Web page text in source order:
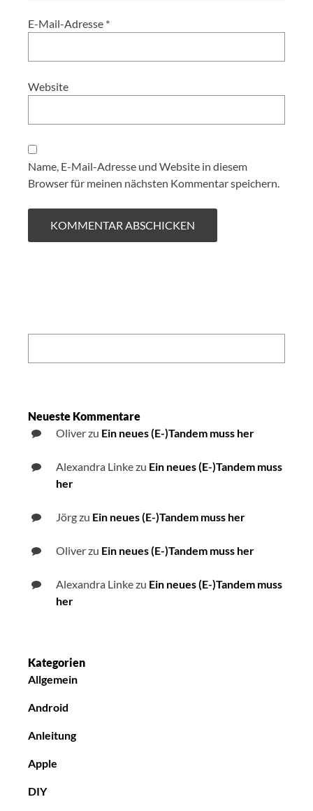
E-Mail-Adresse *
Website
Name, E-Mail-Adresse und Website in diesem
Browser für meinen nächsten Kommentar speichern.
Neueste Kommentare
Oliverzu Ein neues (E-)Tandem muss her
Alexandra Linkezu Ein neues (E-)Tandem muss
her
Jörgzu Ein neues (E-)Tandem muss her
Oliverzu Ein neues (E-)Tandem muss her
Alexandra Linkezu Ein neues (E-)Tandem muss
her
Kategorien
Allgemein
Android
Anleitung
Apple
DIY